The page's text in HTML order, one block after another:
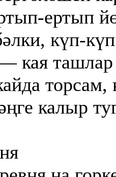
ертып
күп-
кая
калыр